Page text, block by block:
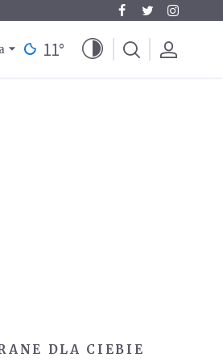
11°
DLA CIEBIE